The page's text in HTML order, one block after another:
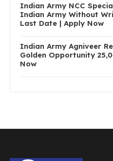
Indian Army NCC
Indian Army Without
Last Date | Apply Now
Indian Army Agniveer
Golden Opportunity
Now